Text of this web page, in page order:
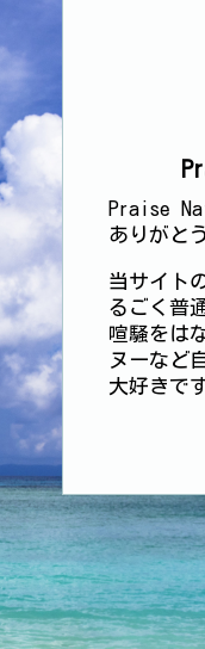
Praise
ありがと
当サイト
るごく普
喧騒をは
ヌーなど
大好きで